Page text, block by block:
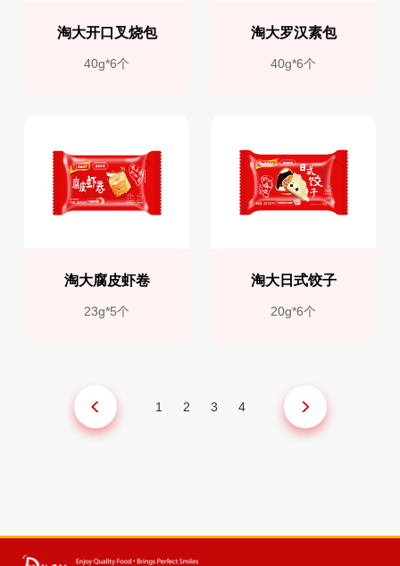
淘大开口叉烧包
40g*6个
淘大罗汉素包
40g*6个
淘大腐皮虾卷
23g*5个
淘大日式饺子
20g*6个
1 2 3 4